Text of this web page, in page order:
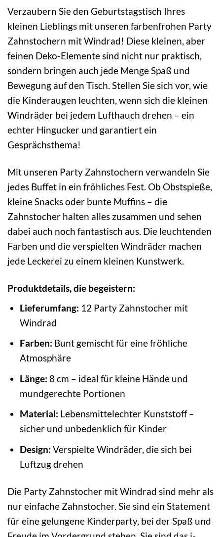
Verzaubern Sie den Geburtstagstisch Ihres
kleinen Lieblings mit unseren farbenfrohen Party
Zahnstochern mit Windrad! Diese kleinen, aber
feinen Deko-Elemente sind nicht nur praktisch,
sondern bringen auch jede Menge Spaß und
Bewegung auf den Tisch. Stellen Sie sich vor, wie
die Kinderaugen leuchten, wenn sich die kleinen
Windräder bei jedem Lufthauch drehen – ein
echter Hingucker und garantiert ein
Gesprächsthema!
Mit unseren Party Zahnstochern verwandeln Sie
jedes Buffet in ein fröhliches Fest. Ob Obstspieße,
kleine Snacks oder bunte Muffins – die
Zahnstocher halten alles zusammen und sehen
dabei auch noch fantastisch aus. Die leuchtenden
Farben und die verspielten Windräder machen
jede Leckerei zu einem kleinen Kunstwerk.
Produktdetails, die begeistern:
Lieferumfang: 12 Party Zahnstocher mit
Windrad
Farben: Bunt gemischt für eine fröhliche
Atmosphäre
Länge: 8 cm – ideal für kleine Hände und
mundgerechte Portionen
Material: Lebensmittelechter Kunststoff –
sicher und unbedenklich für Kinder
Design: Verspielte Windräder, die sich bei
Luftzug drehen
Die Party Zahnstocher mit Windrad sind mehr als
nur einfache Zahnstocher. Sie sind ein Statement
für eine gelungene Kinderparty, bei der Spaß und